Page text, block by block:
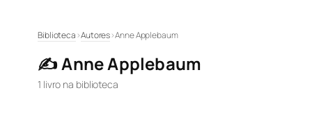
conteúdo
Biblioteca›Autores›Anne Applebaum
✍️ Anne Applebaum
1 livro na biblioteca